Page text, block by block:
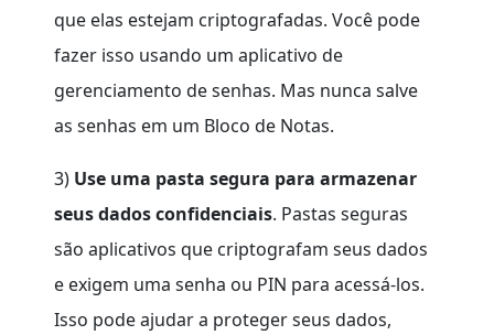
que elas estejam criptografadas. Você pode
fazer isso usando um aplicativo de
gerenciamento de senhas. Mas nunca salve
as senhas em um Bloco de Notas.
3) Use uma pasta segura para armazenar
seus dadosconfidenciais. Pastas seguras
são aplicativos que criptografam seus dados
e exigem uma senha ou PIN para acessá-los.
Isso pode ajudar a proteger seus dados,